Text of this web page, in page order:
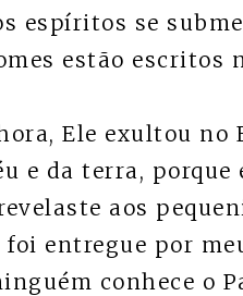
espíritos se
estão escritos
Ele exultou
e da terra,
aos
foi entregue por
conhece o